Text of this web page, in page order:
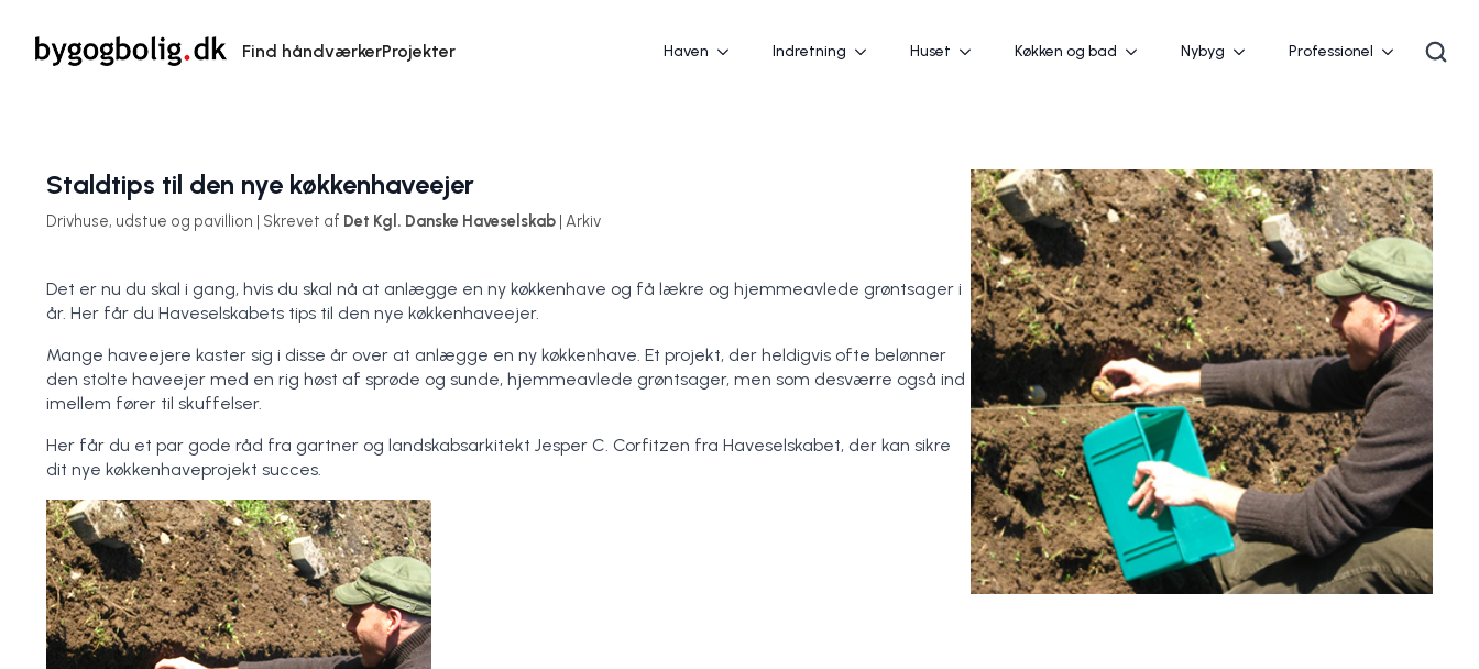
Find håndværkerProjekter Haven Indretning Huset Køkken og bad Nybyg Professionel
Staldtips til den nye køkkenhaveejer
Drivhuse, udstue og pavillion | Skrevet af Det Kgl. Danske Haveselskab | Arkiv
Det er nu du skal i gang, hvis du skal nå at anlægge en ny køkkenhave og få lækre og hjemmeavlede grøntsager i
år. Her får du Haveselskabets tips til den nye køkkenhaveejer.
Mange haveejere kaster sig i disse år over at anlægge en ny køkkenhave. Et projekt, der heldigvis ofte belønner
den stolte haveejer med en rig høst af sprøde og sunde, hjemmeavlede grøntsager, men som desværre også ind
imellem fører til skuffelser.
Her får du et par gode råd fra gartner og landskabsarkitekt Jesper C. Corfitzen fra Haveselskabet, der kan sikre
dit nye køkkenhaveprojekt succes.